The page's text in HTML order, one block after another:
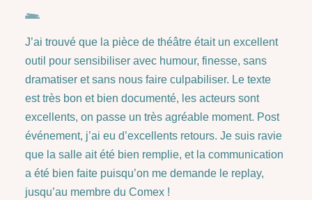
J’ai trouvé que la pièce de théâtre était un excellent
outil pour sensibiliser avec humour, finesse, sans
dramatiser et sans nous faire culpabiliser. Le texte
est très bon et bien documenté, les acteurs sont
excellents, on passe un très agréable moment. Post
événement, j’ai eu d’excellents retours. Je suis ravie
que la salle ait été bien remplie, et la communication
a été bien faite puisqu’on me demande le replay,
jusqu’au membre du Comex !